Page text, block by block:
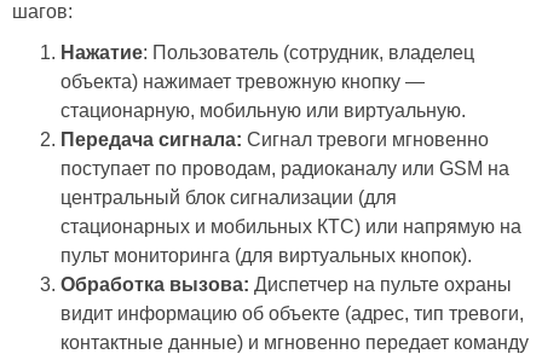
шагов:
Нажатие: Пользователь (сотрудник, владелец
объекта) нажимает тревожную кнопку —
стационарную, мобильную или виртуальную.
Передача сигнала: Сигнал тревоги мгновенно
поступает по проводам, радиоканалу или GSM на
центральный блок сигнализации (для
стационарных и мобильных КТС) или напрямую на
пульт мониторинга (для виртуальных кнопок).
Обработка вызова: Диспетчер на пульте охраны
видит информацию об объекте (адрес, тип тревоги,
контактные данные) и мгновенно передает команду